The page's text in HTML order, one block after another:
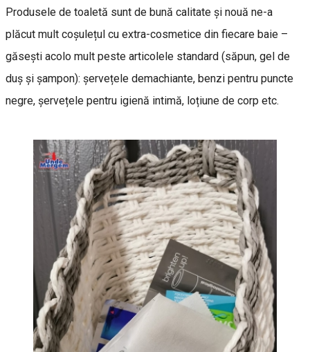
Produsele de toaletă sunt de bună calitate și nouă ne-a
plăcut mult coșulețul cu extra-cosmetice din fiecare baie –
găsești acolo mult peste articolele standard (săpun, gel de
duș și șampon): șervețele demachiante, benzi pentru puncte
negre, șervețele pentru igienă intimă, loțiune de corp etc.